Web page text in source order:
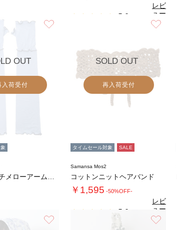
5.0
レビ
ュー
を見
る
OUT
入荷受付
SOLD OUT
再入荷受付
タイムセール対象 SALE
Samansa Mos2
コットンニットヘアバンド
￥1,595 -50%OFF-
5.0
レビ
ュー
を見
る